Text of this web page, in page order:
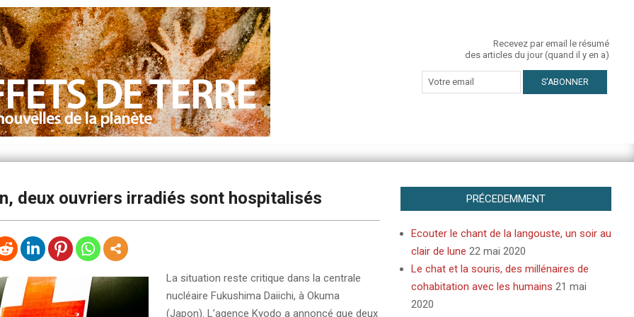
Recevez par email le résumé
des articles du jour (quand il y en a)
deux ouvriers irradiés sont hospitalisés
La situation reste critique dans la centrale
nucléaire Fukushima Daiichi, à Okuma
(Japon). L’agence Kyodo a annoncé que deux
PRÉCEDEMMENT
Ecouter le chant de la langouste, un soir au
clair de lune 22 mai 2020
Le chat et la souris, des millénaires de
cohabitation avec les humains 21 mai
2020